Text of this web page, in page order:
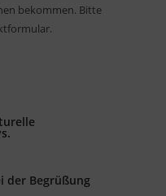
bekommen. Bitte
der Begrüßung